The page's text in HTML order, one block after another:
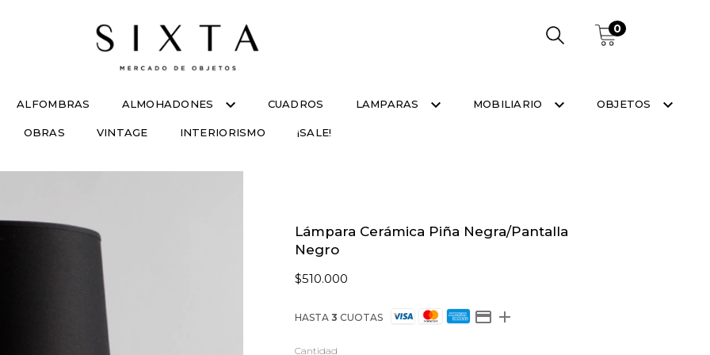
0
ALFOMBRAS ALMOHADONES CUADROS LAMPARAS MOBILIARIO OBJETOS
OBRAS VINTAGE INTERIORISMO ¡SALE!
Lámpara Cerámica Piña Negra/Pantalla
Negro
$510.000
HASTA 3 CUOTAS
Cantidad